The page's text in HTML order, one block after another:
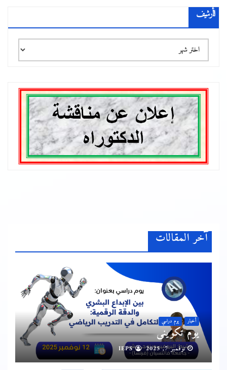
الأرشيف
الأرشيف
آخر المقالات
أخبار يوم دراسي
يوم تكويني
نوفمبر 7, 2025 IEPS